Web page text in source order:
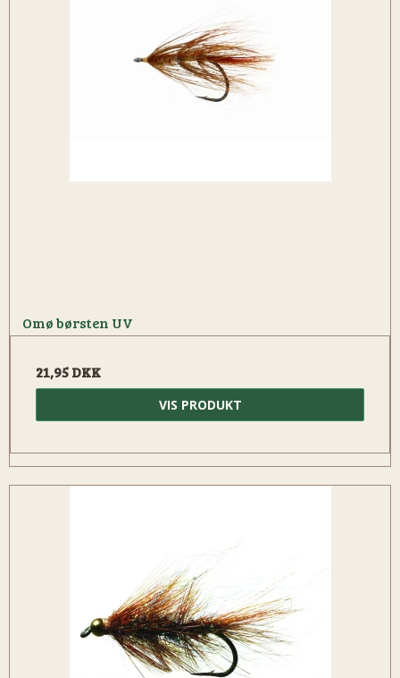
Omø børsten UV
21,95 DKK
VIS PRODUKT